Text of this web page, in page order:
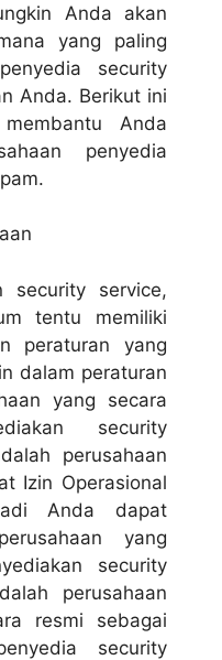
Anda akan
yang paling
security
Anda. Berikut ini
Anda
penyedia
security service,
tentu memiliki
peraturan yang
dalam peraturan
yang secara
security
perusahaan
Izin Operasional
Anda dapat
yang
security
perusahaan
resmi sebagai
security